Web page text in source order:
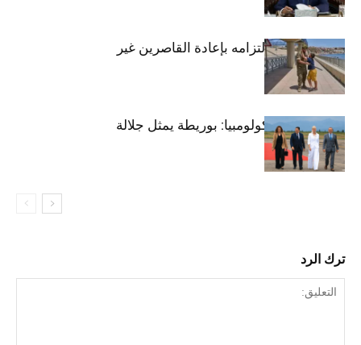
المغرب يجدد التزامه بإعادة القاصرين غير
المصحوبين
تنصيب رئيس كولومبيا: بوريطة يمثل جلالة
الملك
ترك الرد